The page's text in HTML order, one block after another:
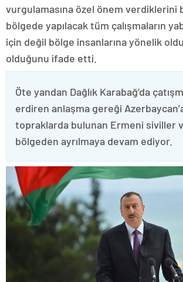
vurgulamasına özel önem verdiklerini
bölgede yapılacak tüm çalışmaların
için değil bölge insanlarına yönelik
olduğunu ifade etti.
Öte yandan Dağlık Karabağ’da
erdiren anlaşma gereği
topraklarda bulunan Ermeni siviller
bölgeden ayrılmaya devam ediyor.